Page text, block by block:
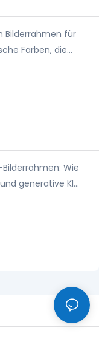
Bilderrahmen für
Farben, die
Wie
generative KI